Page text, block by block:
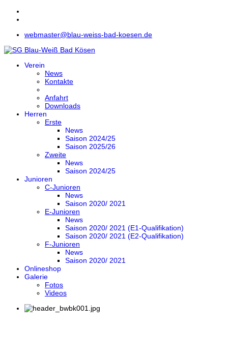
webmaster@blau-weiss-bad-koesen.de
Verein
News
Kontakte
Anfahrt
Downloads
Herren
Erste
News
Saison 2024/25
Saison 2025/26
Zweite
News
Saison 2024/25
Junioren
C-Junioren
News
Saison 2020/ 2021
E-Junioren
News
Saison 2020/ 2021 (E1-Qualifikation)
Saison 2020/ 2021 (E2-Qualifikation)
F-Junioren
News
Saison 2020/ 2021
Onlineshop
Galerie
Fotos
Videos